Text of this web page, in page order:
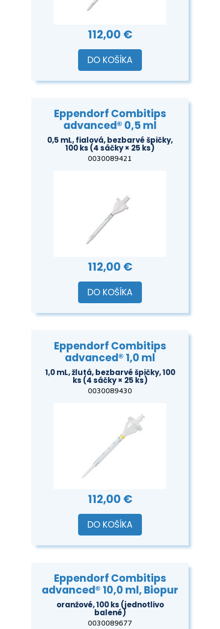
112,00 €
DO KOŠÍKA
Eppendorf Combitips
advanced® 0,5 ml
0,5 mL, fialová, bezbarvé špičky,
100 ks (4 sáčky × 25 ks)
0030089421
112,00 €
DO KOŠÍKA
Eppendorf Combitips
advanced® 1,0 ml
1,0 mL, žlutá, bezbarvé špičky, 100
ks (4 sáčky × 25 ks)
0030089430
112,00 €
DO KOŠÍKA
Eppendorf Combitips
advanced® 10,0 ml, Biopur
oranžové, 100 ks (jednotlivo
balené)
0030089677